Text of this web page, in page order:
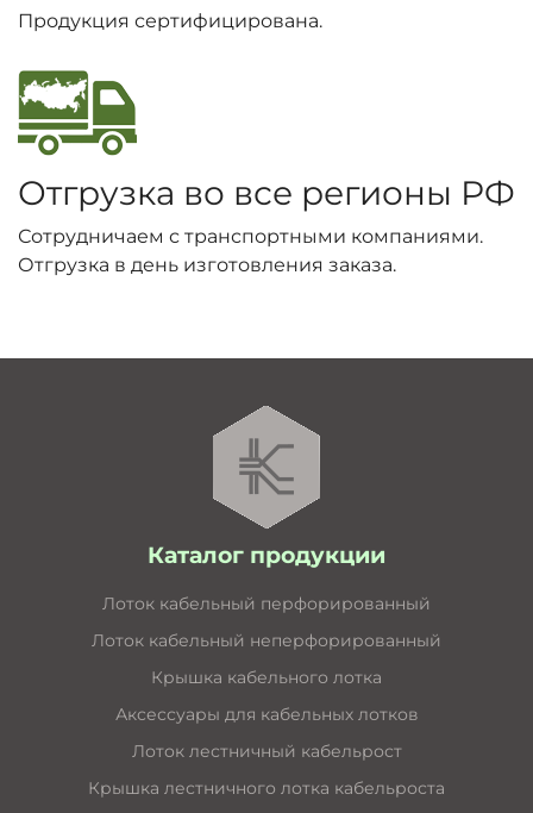
Продукция сертифицирована.
Отгрузка во все регионы РФ
Сотрудничаем с транспортными компаниями.
Отгрузка в день изготовления заказа.
Каталог продукции
Лоток кабельный перфорированный
Лоток кабельный неперфорированный
Крышка кабельного лотка
Аксессуары для кабельных лотков
Лоток лестничный кабельрост
Крышка лестничного лотка кабельроста